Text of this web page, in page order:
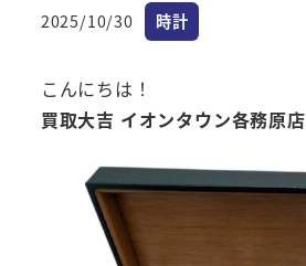
投稿日
2025/10/30 カテゴリー
時計
こんにちは！
買取大吉 イオンタウン各務原店